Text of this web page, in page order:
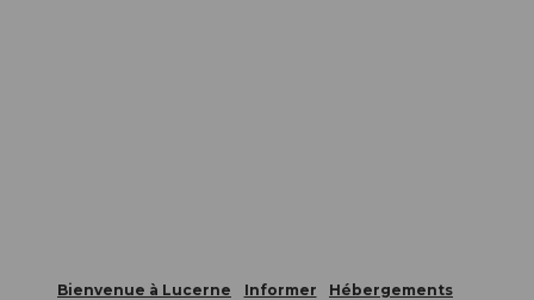
Bienvenue à Lucerne Informer Hébergements